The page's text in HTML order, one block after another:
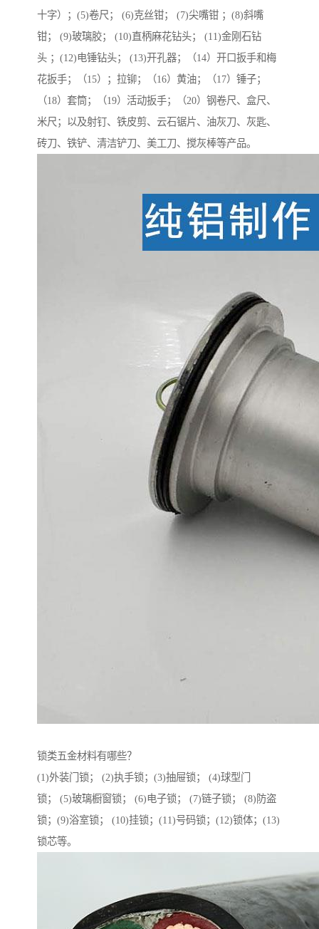
十字）；(5)卷尺； (6)克丝钳； (7)尖嘴钳 ；(8)斜嘴
钳； (9)玻璃胶； (10)直柄麻花钻头； (11)金刚石钻
头 ；(12)电锤钻头； (13)开孔器；（14）开口扳手和梅
花扳手；（15）；拉铆；（16）黄油；（17）锤子；
（18）套筒；（19）活动扳手；（20）钢卷尺、盒尺、
米尺；以及射钉、铁皮剪、云石锯片、油灰刀、灰匙、
砖刀、铁铲、清洁铲刀、美工刀、搅灰棒等产品。
锁类五金材料有哪些？
(1)外装门锁； (2)执手锁；(3)抽屉锁； (4)球型门
锁； (5)玻璃橱窗锁； (6)电子锁； (7)链子锁； (8)防盗
锁；(9)浴室锁； (10)挂锁；(11)号码锁；(12)锁体；(13)
锁芯等。